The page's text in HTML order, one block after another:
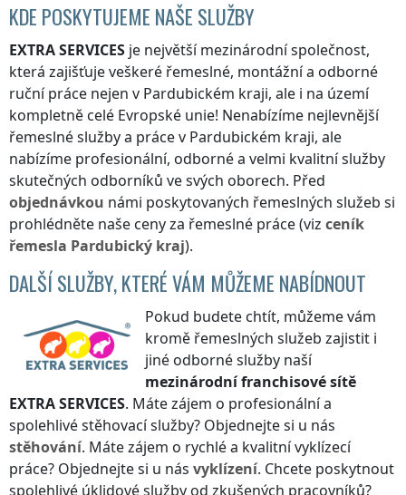
KDE POSKYTUJEME NAŠE SLUŽBY
EXTRA SERVICES je největší mezinárodní společnost,
která zajišťuje veškeré řemeslné, montážní a odborné
ruční práce nejen v Pardubickém kraji, ale i na území
kompletně celé Evropské unie! Nenabízíme nejlevnější
řemeslné služby a prácev Pardubickém kraji, ale
nabízíme profesionální, odborné a velmi kvalitní služby
skutečných odborníků ve svých oborech. Před
objednávkou námi poskytovaných řemeslných služeb si
prohlédněte naše ceny za řemeslné práce (viz ceník
řemesla Pardubický kraj).
DALŠÍ SLUŽBY, KTERÉ VÁM MŮŽEME NABÍDNOUT
Pokud budete chtít, můžeme vám
kromě řemeslných služeb zajistit i
jiné odborné služby naší
mezinárodní franchisové sítě
EXTRA SERVICES. Máte zájem o profesionální a
spolehlivé stěhovací služby? Objednejte si u nás
stěhování. Máte zájem o rychlé a kvalitní vyklízecí
práce? Objednejte si u nás vyklízení. Chcete poskytnout
spolehlivé úklidové služby od zkušených pracovníků?